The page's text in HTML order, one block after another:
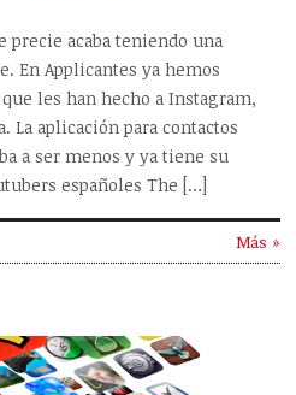
precie acaba teniendo una
En Applicantes ya hemos
les han hecho a Instagram,
La aplicación para contactos
a ser menos y ya tiene su
españoles The […]
Más »